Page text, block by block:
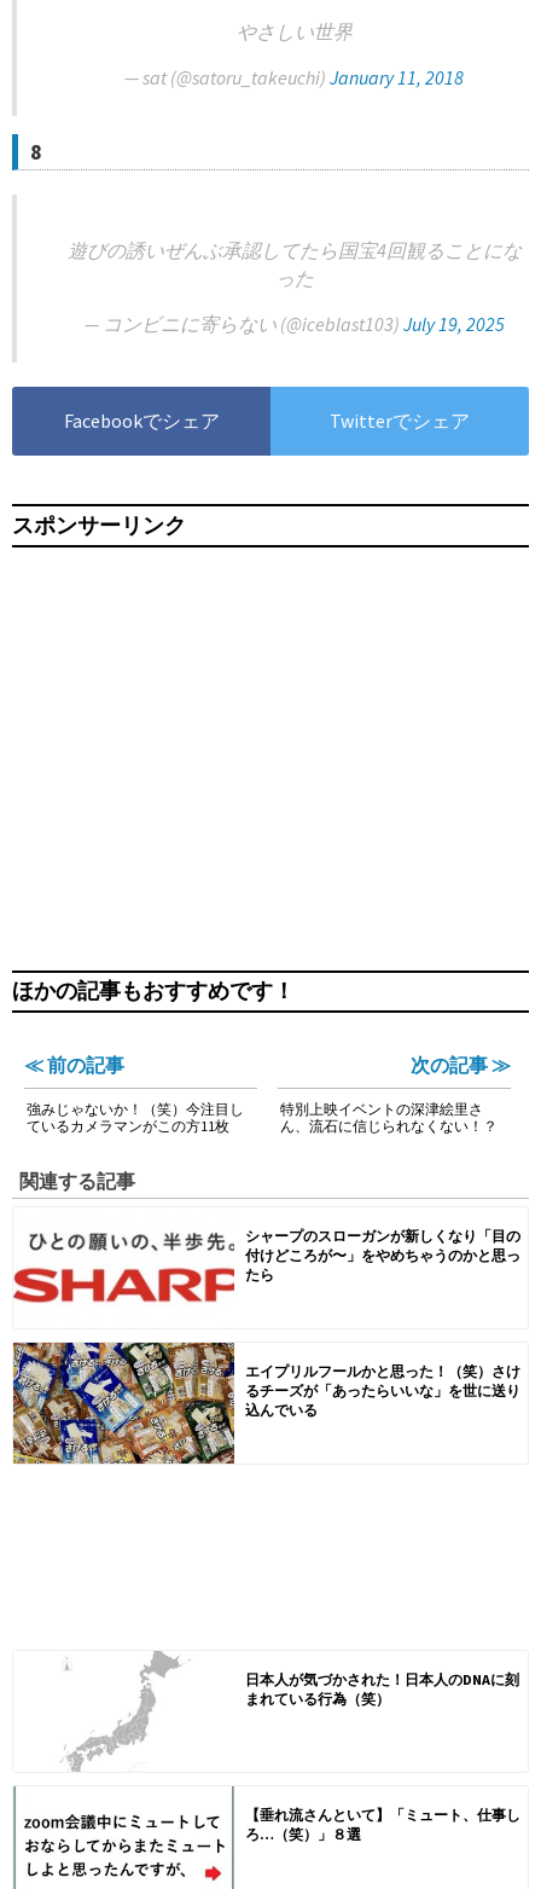
やさしい世界
— sat (@satoru_takeuchi) January 11, 2018
8
遊びの誘いぜんぶ承認してたら国宝4回観ることにな
った
— コンビニに寄らない (@iceblast103) July 19, 2025
Facebookでシェア Twitterでシェア
スポンサーリンク
ほかの記事もおすすめです！
≪ 前の記事
強みじゃないか！（笑）今注目し
ているカメラマンがこの方11枚
次の記事 ≫
特別上映イベントの深津絵里さ
ん、流石に信じられなくない！？
関連する記事
シャープのスローガンが新しくなり「目の
付けどころが〜」をやめちゃうのかと思っ
たら
エイプリルフールかと思った！（笑）さけ
るチーズが「あったらいいな」を世に送り
込んでいる
日本人が気づかされた！日本人のDNAに刻
まれている行為（笑）
【垂れ流さんといて】「ミュート、仕事し
ろ…（笑）」８選